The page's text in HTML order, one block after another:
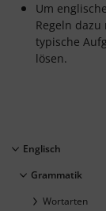
Um
Regeln
typische
lösen.
Englisch
Grammatik
Wortarten